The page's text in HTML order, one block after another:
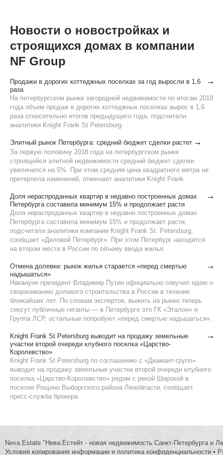
Новости о новостройках и
строящихся домах в компании
NF Group
Продажи в дорогих коттеджных поселках за год выросли в 1,6
раза
На петербургском рынке загородной недвижимости по итогам 2018
года объем продаж в дорогих коттеджных поселках вырос в 1,6
раза относительно итогов предыдущего года, подсчитали
аналитики Knight Frank St Petersburg.
Элитный рынок Петербурга: средний бюджет сделки растет
За первую половину 2018 года на петербургском рынке
строящейся элитной недвижимости средний бюджет сделки
увеличился на 5%. При этом средняя цена квадратного метра не
претерпела изменений, отмечают аналитики Knight Frank.
Доля нераспроданных квартир в недавно построенных домах
Петербурга составила минимум 15% и продолжает расти
Доля нераспроданных квартир в недавно построенных домах
Петербурга составила минимум 15% и продолжает расти,
подсчитали аналитики компании Knight Frank St. Petersburg,
сообщает «Деловой Петербург». При этом Петербург находится
на втором месте в России по объему ввода жилья.
Отмена долевки: рынок жилья старается «перед смертью
надышаться»
Накануне президент Владимир Путин официально озвучил идею о
сворачиванию долевого строительства в России в течение
ближайших лет. По словам экспертов, выжить на рынке теперь
смогут публичные гиганты — в Петербурге это ГК «Эталон» и
Группа ЛСР, остальные попробуют «перед смертью надышаться».
Knight Frank St Petersburg выводит на продажу земельные
участки второй очереди клубного поселка «Царство-
Королевство»
Knight Frank St Petersburg по соглашению с «Диамант-групп»
выводит на продажу земельные участки второй очереди клубного
поселка «Царство-Королевство» рядом с рекой Широкой в
поселке Рощино Выборгского района Ленобласти, сообщает
пресс-служба брокера.
Neva.Estate "Нева.Естейт - новая недвижимость Санкт-Петербурга и
Условия копирования информации и политика конфиденциальности •